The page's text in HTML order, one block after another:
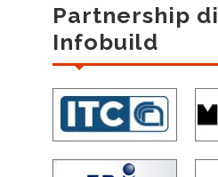
Partnership di
Infobuild